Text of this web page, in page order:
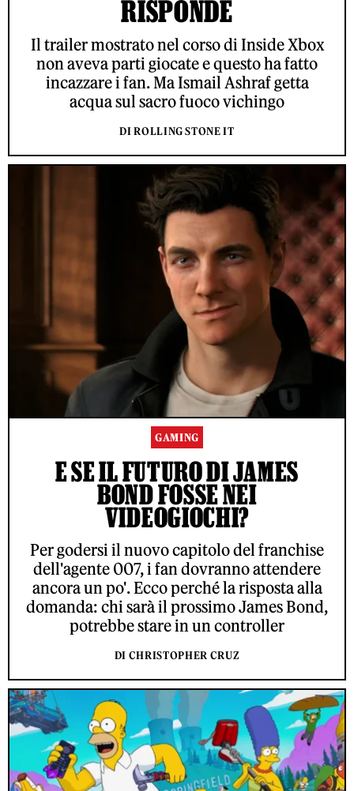
RISPONDE
Il trailer mostrato nel corso di Inside Xbox
non aveva parti giocate e questo ha fatto
incazzare i fan. Ma Ismail Ashraf getta
acqua sul sacro fuoco vichingo
DI ROLLING STONE IT
GAMING
E SE IL FUTURO DI JAMES
BOND FOSSE NEI
VIDEOGIOCHI?
Per godersi il nuovo capitolo del franchise
dell'agente 007, i fan dovranno attendere
ancora un po'. Ecco perché la risposta alla
domanda: chi sarà il prossimo James Bond,
potrebbe stare in un controller
DI CHRISTOPHER CRUZ